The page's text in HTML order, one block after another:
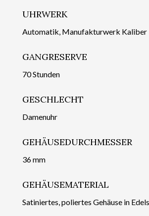
UHRWERK
Automatik, Manufakturwerk
GANGRESERVE
70 Stunden
GESCHLECHT
Damenuhr
GEHÄUSEDURCHMESSER
36 mm
GEHÄUSEMATERIAL
Satiniertes, poliertes Gehäuse in